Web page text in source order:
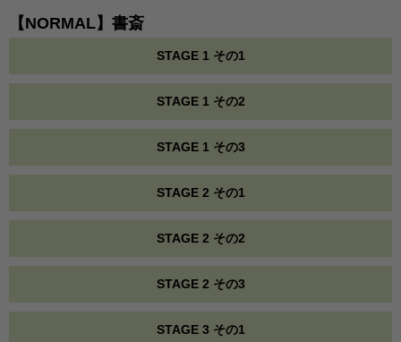
【NORMAL】書斎
STAGE 1 その1
STAGE 1 その2
STAGE 1 その3
STAGE 2 その1
STAGE 2 その2
STAGE 2 その3
STAGE 3 その1